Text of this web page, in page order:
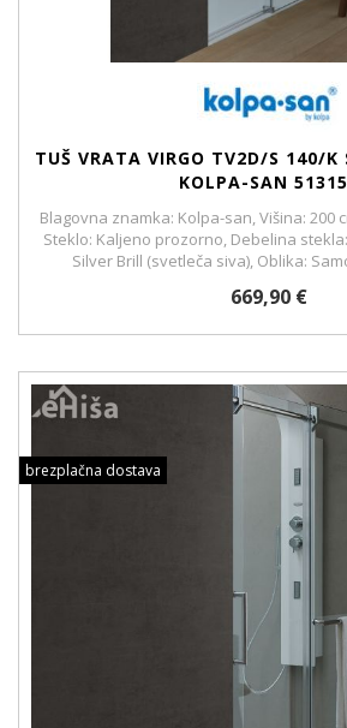
TUŠ VRATA VIRGO TV2D/S 140/K
KOLPA-SAN
Blagovna znamka: Kolpa-san, Višina: 200
Steklo: Kaljeno prozorno, Debelina
Silver Brill (svetleča siva), Oblika:
669,90 €
brezplačna dostava